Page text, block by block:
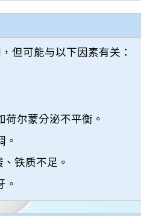
但可能与以下因素有关：
荷尔蒙分泌不平衡。
。
铁质不足。
。